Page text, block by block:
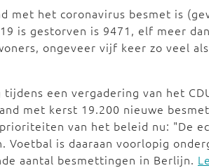
met het coronavirus besmet is
is gestorven is 9471, elf meer
ongeveer vijf keer zo veel
een vergadering van het
met kerst 19.200 nieuwe
van het beleid nu: "De
Voetbal is daaraan voorlopig
aantal besmettingen in Berlijn.